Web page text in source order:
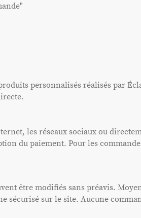
personnalisés réalisés par
les réseaux sociaux ou
du paiement. Pour les
être modifiés sans préavis.
sécurisé sur le site. Aucune